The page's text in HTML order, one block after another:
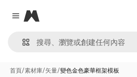
Close menu
Magnific
首頁/素材庫/矢量/變色金色豪華框架模板